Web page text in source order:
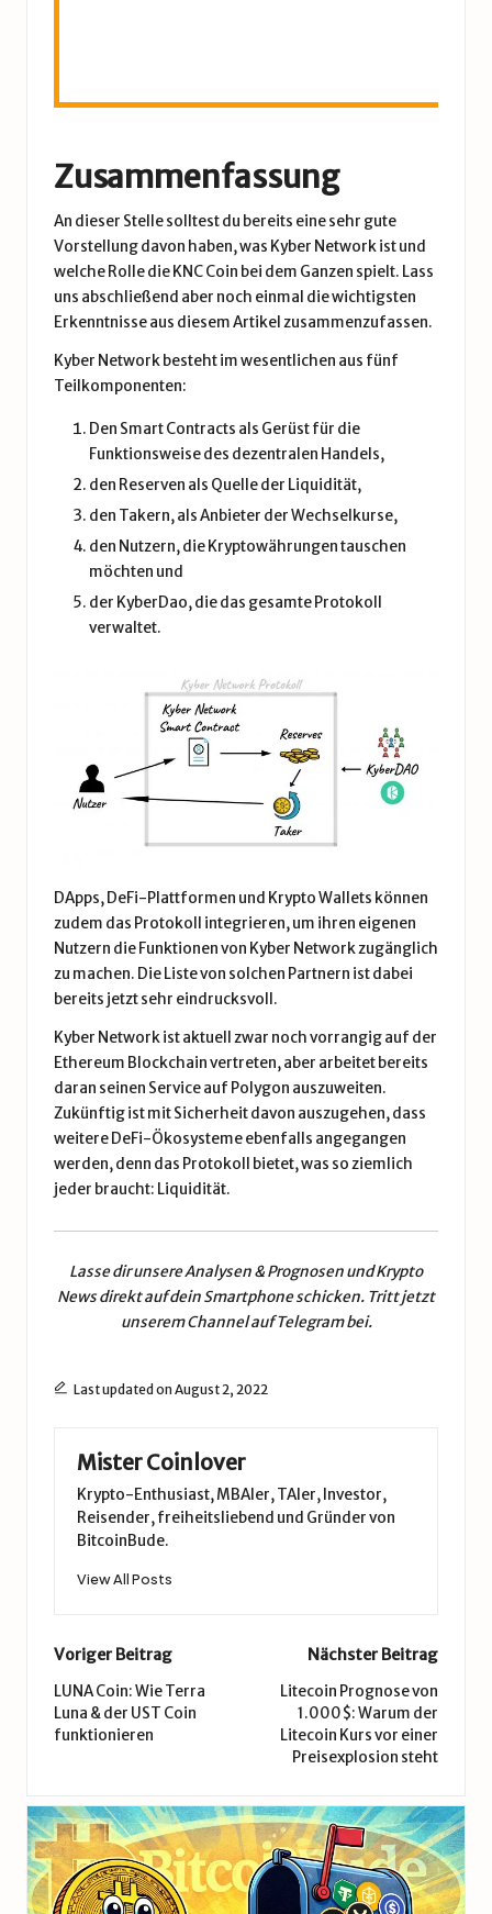
Zusammenfassung
An dieser Stelle solltest du bereits eine sehr gute
Vorstellung davon haben, was Kyber Network ist und
welche Rolle die KNC Coin bei dem Ganzen spielt. Lass
uns abschließend aber noch einmal die wichtigsten
Erkenntnisse aus diesem Artikel zusammenzufassen.
Kyber Network besteht im wesentlichen aus fünf
Teilkomponenten:
Den Smart Contracts als Gerüst für die
Funktionsweise des dezentralen Handels,
den Reserven als Quelle der Liquidität,
den Takern, als Anbieter der Wechselkurse,
den Nutzern, die Kryptowährungen tauschen
möchten und
der KyberDao, die das gesamte Protokoll
verwaltet.
DApps, DeFi-Plattformen und Krypto Wallets können
zudem das Protokoll integrieren, um ihren eigenen
Nutzern die Funktionen von Kyber Network zugänglich
zu machen. Die Liste von solchen Partnern ist dabei
bereits jetzt sehr eindrucksvoll.
Kyber Network ist aktuell zwar noch vorrangig auf der
Ethereum Blockchain vertreten, aber arbeitet bereits
daran seinen Service auf Polygon auszuweiten.
Zukünftig ist mit Sicherheit davon auszugehen, dass
weitere DeFi-Ökosysteme ebenfalls angegangen
werden, denn das Protokoll bietet, was so ziemlich
jeder braucht: Liquidität.
Lasse dir unsereAnalysen & PrognosenundKrypto
Newsdirekt auf dein Smartphone schicken. Tritt jetzt
unseremChannel auf Telegrambei.
Last updated on August 2, 2022
Mister Coinlover
Krypto-Enthusiast, MBAler, TAler, Investor,
Reisender, freiheitsliebend und Gründer von
BitcoinBude.
View All Posts
Post
navigation
Voriger Beitrag
LUNA Coin: Wie Terra
Luna & der UST Coin
funktionieren
Nächster Beitrag
Litecoin Prognose von
1.000$: Warum der
Litecoin Kurs vor einer
Preisexplosion steht